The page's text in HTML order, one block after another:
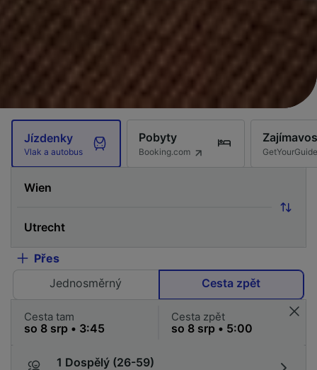
Jízdenky
Vlak a autobus
Pobyty
Booking.com GetYourGuide
Přes
Jednosměrný
Cesta zpět
Cesta tam Cesta zpět
1 Dospělý (26-59)